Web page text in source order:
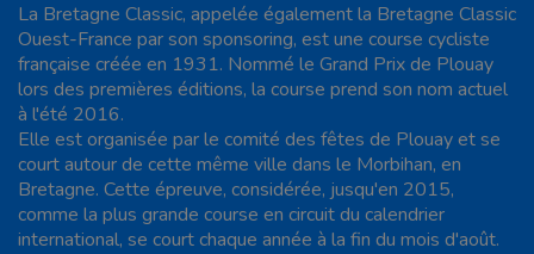
La Bretagne Classic, appelée également la Bretagne Classic
Ouest-France par son sponsoring, est une course cycliste
française créée en 1931. Nommé le Grand Prix de Plouay
lors des premières éditions, la course prend son nom actuel
à l'été 2016.
Elle est organisée par le comité des fêtes de Plouay et se
court autour de cette même ville dans le Morbihan, en
Bretagne. Cette épreuve, considérée, jusqu'en 2015,
comme la plus grande course en circuit du calendrier
international, se court chaque année à la fin du mois d'août.